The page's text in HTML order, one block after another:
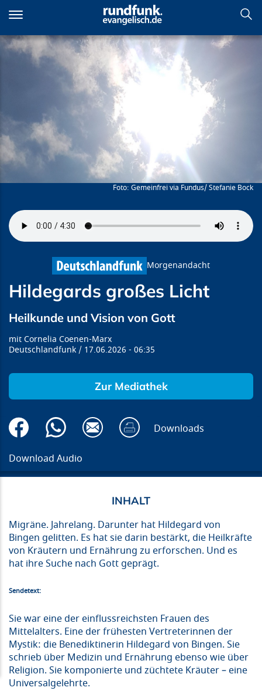
zum
Inhalt
Hildegards großes Licht
Gemeinfrei via Fundus/ Stefanie Bock
Morgenandacht
Hildegards großes Licht
Heilkunde und Vision von Gott
Cornelia Coenen-Marx
Deutschlandfunk
17.06.2026 06:35
Zur Mediathek
Downloads
Download Audio
Migräne. Jahrelang. Darunter hat Hildegard von
Bingen gelitten. Es hat sie darin bestärkt, die Heilkräfte
von Kräutern und Ernährung zu erforschen. Und es
hat ihre Suche nach Gott geprägt.
Sendetext:
Sie war eine der einflussreichsten Frauen des
Mittelalters. Eine der frühesten Vertreterinnen der
Mystik: die Benediktinerin Hildegard von Bingen. Sie
schrieb über Medizin und Ernährung ebenso wie über
Religion. Sie komponierte und züchtete Kräuter – eine
Universalgelehrte.